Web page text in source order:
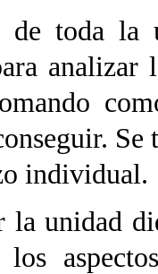
toda la
analizar
individual.
la unidad
los